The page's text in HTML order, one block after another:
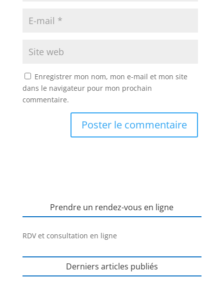
Enregistrer mon nom, mon e-mail et mon site
dans le navigateur pour mon prochain
commentaire.
Prendre un rendez-vous en ligne
RDV et consultation en ligne
Derniers articles publiés